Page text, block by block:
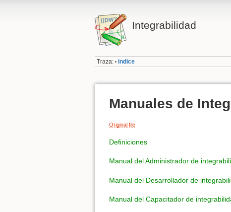
Integrabilidad
Traza: • indice
Manuales de
Original file
Definiciones
Manual del Administrador de
Manual del Desarrollador de
Manual del Capacitador de